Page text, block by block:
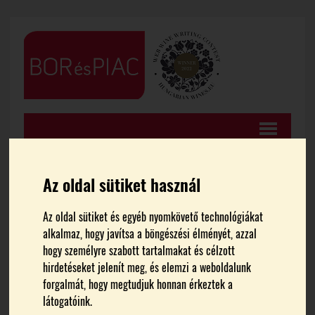
Az oldal sütiket használ
Az oldal sütiket és egyéb nyomkövető technológiákat
alkalmaz, hogy javítsa a böngészési élményét, azzal
hogy személyre szabott tartalmakat és célzott
hirdetéseket jelenít meg, és elemzi a weboldalunk
forgalmát, hogy megtudjuk honnan érkeztek a
látogatóink.
FŐOLDAL CIKKEK
Egyik borvidék sem annyira
összetett, mint Tokaj –